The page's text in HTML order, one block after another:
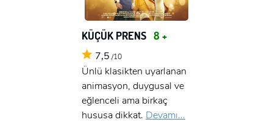
KÜÇÜK PRENS 8 +
7,5 /10
Ünlü klasikten uyarlanan
animasyon, duygusal ve
eğlenceli ama birkaç
hususa dikkat. Devamı...